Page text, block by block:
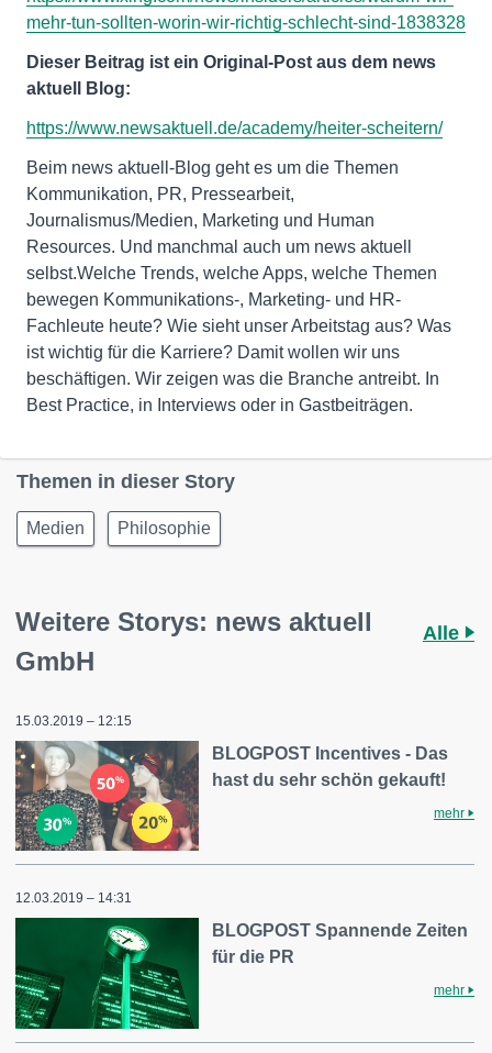
mehr-tun-sollten-worin-wir-richtig-schlecht-sind-1838328
Dieser Beitrag ist ein Original-Post aus dem news
aktuell Blog:
https://www.newsaktuell.de/academy/heiter-scheitern/
Beim news aktuell-Blog geht es um die Themen
Kommunikation, PR, Pressearbeit,
Journalismus/Medien, Marketing und Human
Resources. Und manchmal auch um news aktuell
selbst.Welche Trends, welche Apps, welche Themen
bewegen Kommunikations-, Marketing- und HR-
Fachleute heute? Wie sieht unser Arbeitstag aus? Was
ist wichtig für die Karriere? Damit wollen wir uns
beschäftigen. Wir zeigen was die Branche antreibt. In
Best Practice, in Interviews oder in Gastbeiträgen.
Themen in dieser Story
Medien Philosophie
Weitere Storys: news aktuell
GmbH
Alle
15.03.2019 – 12:15
BLOGPOST Incentives - Das
hast du sehr schön gekauft!
mehr
12.03.2019 – 14:31
BLOGPOST Spannende Zeiten
für die PR
mehr